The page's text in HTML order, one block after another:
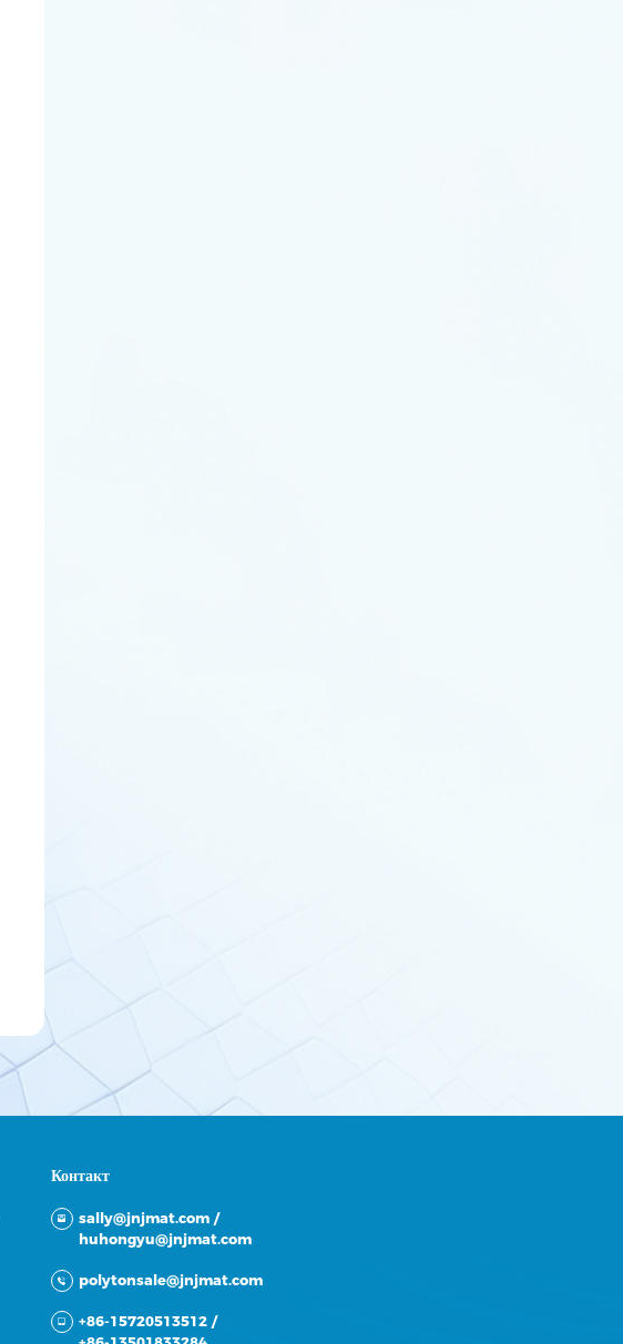
Контакт
sally@jnjmat.com/
huhongyu@jnjmat.com
polytonsale@jnjmat.com
+86-15720513512/